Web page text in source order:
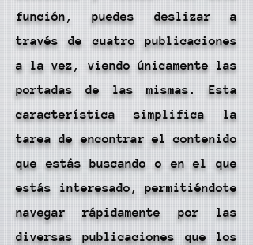
función, puedes deslizar a
través de cuatro publicaciones
a la vez, viendo únicamente las
portadas de las mismas. Esta
característica simplifica la
tarea de encontrar el contenido
que estás buscando o en el que
estás interesado, permitiéndote
navegar rápidamente por las
diversas publicaciones que los